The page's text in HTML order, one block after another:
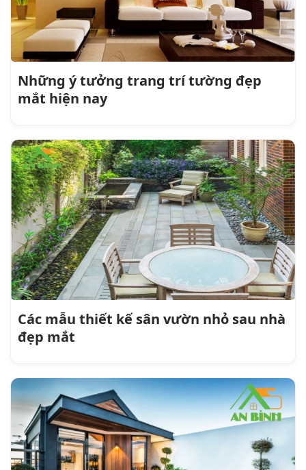
Những ý tưởng trang trí tường đẹp
mắt hiện nay
Các mẫu thiết kế sân vườn nhỏ sau nhà
đẹp mắt